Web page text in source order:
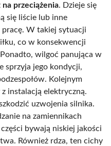
przeciążenia. Dzieje się
się liście lub inne
pracę. W takiej sytuacji
co w konsekwencji
wilgoć panująca w
sprzyja jego kondycji,
Kolejnym
instalacją elektryczną.
uzwojenia silnika.
na zamiennikach
bywają niskiej jakości
Również rdza, ten cichy